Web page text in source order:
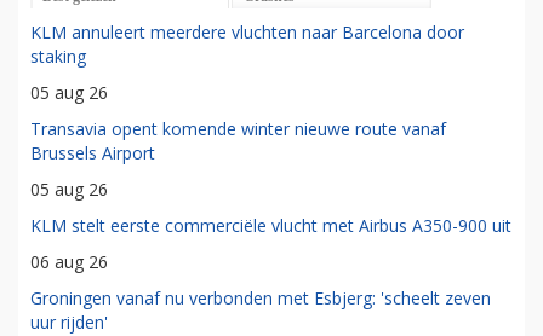
KLM annuleert meerdere vluchten naar Barcelona door
staking
05 aug 26
Transavia opent komende winter nieuwe route vanaf
Brussels Airport
05 aug 26
KLM stelt eerste commerciële vlucht met Airbus A350-900 uit
06 aug 26
Groningen vanaf nu verbonden met Esbjerg: 'scheelt zeven
uur rijden'